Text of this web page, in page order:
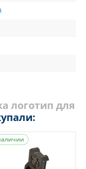
логотип для